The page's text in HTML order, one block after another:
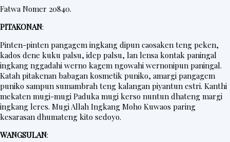
s
t
e
r
V
i
d
e
Fatwa Nomer 20840.
PITAKONAN:
Pinten-pinten pangagem ingkang dipun caosaken teng peken,
kados dene kuku palsu, idep palsu, lan lensa kontak paningal
ingkang nggadahi werno kagem ngowahi wernonipun paningal.
Katah pitakenan babagan kosmetik puniko, amargi pangagem
puniko sampun sumambrah teng kalangan piyantun estri. Kanthi
mekaten mugi-mugi Paduka mugi kerso nuntun dhateng margi
ingkang leres. Mugi Allah Ingkang Moho Kuwaos paring
kesarasan dhumateng kito sedoyo.
WANGSULAN: